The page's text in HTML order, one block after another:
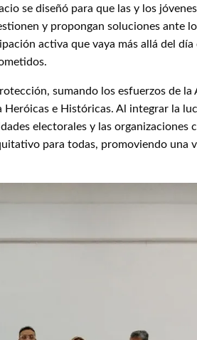
se diseñó para que las y los
y propongan soluciones ante
activa que vaya más allá del día
sumando los esfuerzos de la
e Históricas. Al integrar la
electorales y las organizaciones
para todas, promoviendo una